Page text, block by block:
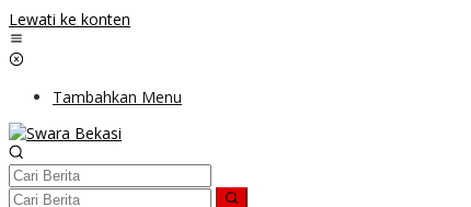
Lewati ke konten
Tambahkan Menu